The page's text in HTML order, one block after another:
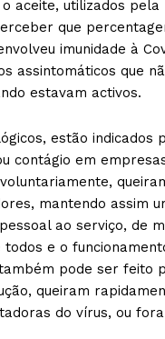
aceite, utilizados pela
que
imunidade à
assintomáticos que
estavam activos.
estão indicados
contágio em
mantendo assim
ao serviço, de
todos e o
pode ser feito
queiram
do vírus, ou